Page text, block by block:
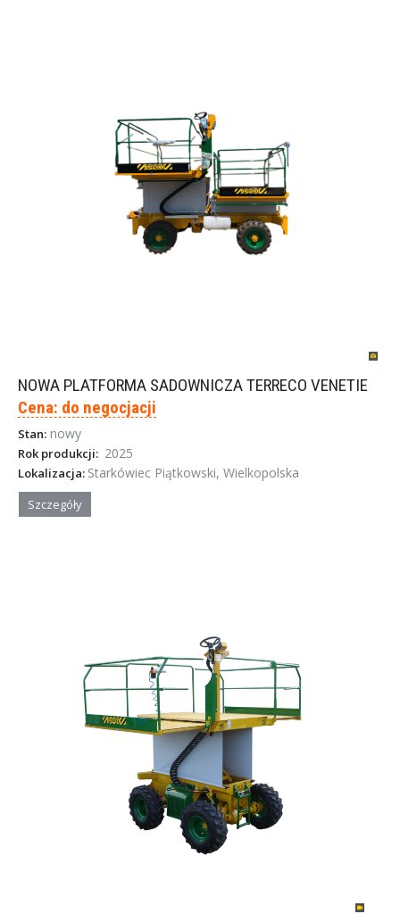
NOWA PLATFORMA SADOWNICZA TERRECO VENETIE
Cena: do negocjacji
Stan: nowy
Rok produkcji: 2025
Lokalizacja: Starkówiec Piątkowski, Wielkopolska
Szczegóły